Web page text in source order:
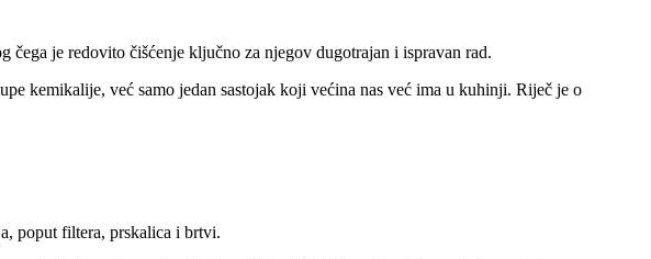
čega je redovito čišćenje ključno za njegov dugotrajan i ispravan rad.
kemikalije, već samo jedan sastojak koji većina nas već ima u kuhinji. Riječ je o
poput filtera, prskalica i brtvi.